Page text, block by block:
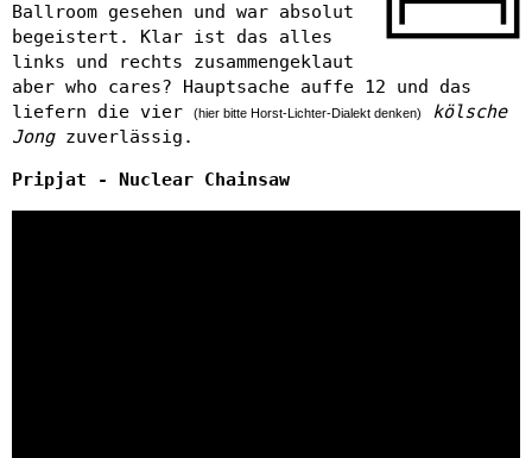
Ballroom gesehen und war absolut
begeistert. Klar ist das alles
links und rechts zusammengeklaut
aber who cares? Hauptsache auffe 12 und das
liefern die vier
(hier bitte Horst-Lichter-Dialekt denken)
kölsche
Jongzuverlässig.
Pripjat - Nuclear Chainsaw